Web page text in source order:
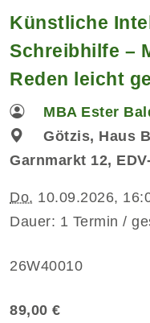
Künstliche
Schreibhilfe –
Reden leicht
MBA Ester
Götzis, Haus
Garnmarkt 12,
Do. 10.09.2026,
Dauer: 1 Termin /
26W40010
89,00 €